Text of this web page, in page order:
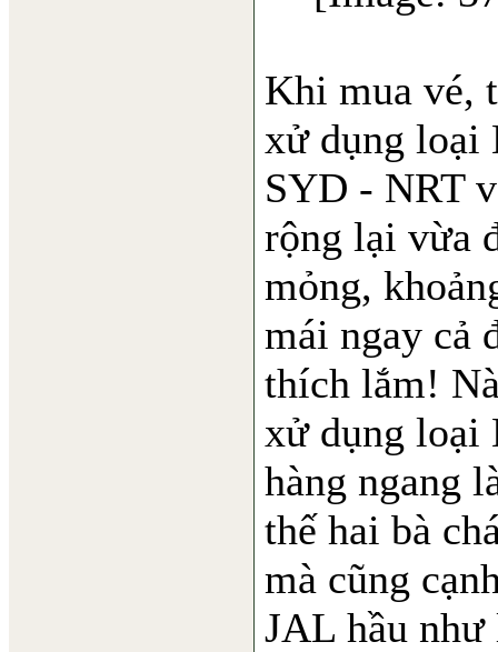
Khi mua vé,
xử dụng loại
SYD - NRT
rộng lại vừa
mỏng,
mái ngay cả
thích lắm!
xử dụng loại
hàng ngang
thế hai bà
mà cũng
JAL hầu như